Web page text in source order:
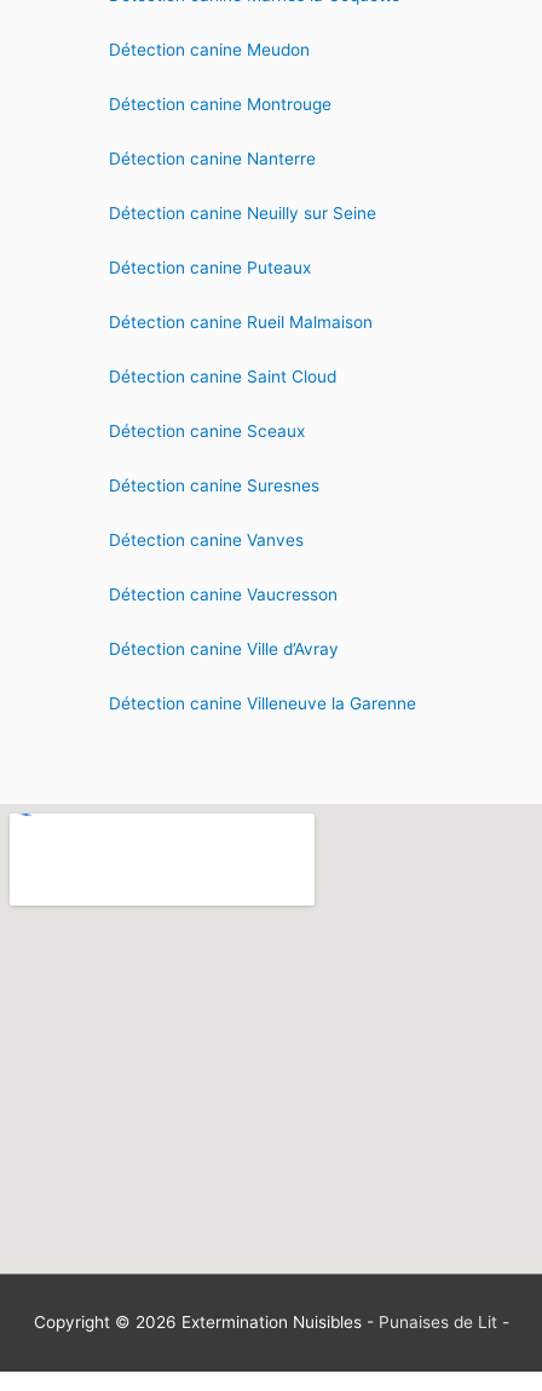
Détection canine Meudon
Détection canine Montrouge
Détection canine Nanterre
Détection canine Neuilly sur Seine
Détection canine Puteaux
Détection canine Rueil Malmaison
Détection canine Saint Cloud
Détection canine Sceaux
Détection canine Suresnes
Détection canine Vanves
Détection canine Vaucresson
Détection canine Ville d’Avray
Détection canine Villeneuve la Garenne
Copyright © 2026 Extermination Nuisibles- Punaises de Lit-